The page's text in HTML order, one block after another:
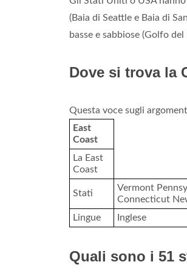
(Baia di Seattle e Baia di
basse e sabbiose (Golfo del
Dove si trova la
Questa voce sugli
East
Coast
La East
Coast
Stati
Vermont
Connecticut
Lingue
Inglese
Quali sono i 51